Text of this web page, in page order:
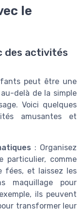
le
des activités
peut être une
delà de la simple
Voici quelques
amusantes et
: Organisez
particulier, comme
fées, et laissez les
maquillage pour
ils peuvent
transformer leur